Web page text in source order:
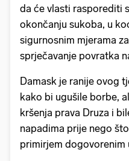
da će vlasti rasporediti
okončanju sukoba, u
sigurnosnim mjerama
sprječavanje povratka
Damask je ranije ovog
kako bi ugušile borbe,
kršenja prava Druza i
napadima prije nego
primirjem dogovorenim